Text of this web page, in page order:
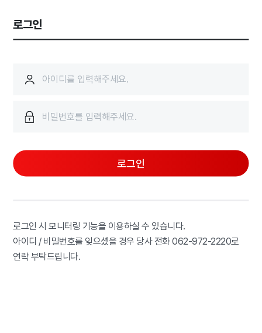
로그인
로그인
로그인 시 모니터링 기능을 이용하실 수 있습니다.
아이디 / 비밀번호를 잊으셨을 경우 당사 전화 062-972-2220로
연락 부탁드립니다.